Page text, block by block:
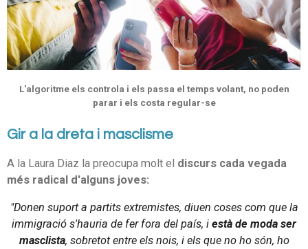
L'algoritme els controla i els passa el temps volant, no poden
parar i els costa regular-se
Gir a la dreta i masclisme
A la Laura Diaz la preocupa molt el discurs cada vegada
més radical d'alguns joves:
"Donen suport a partits extremistes, diuen coses com que la
immigració s'hauria de fer fora del país, i està de moda ser
masclista, sobretot entre els nois, i els que no ho són, ho